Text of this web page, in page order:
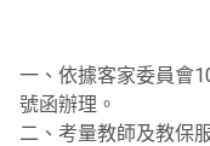
一、依據客家委員會
號函辦理。
二、考量教師及教保